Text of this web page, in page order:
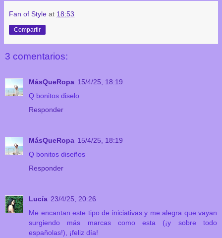
Fan of Style at 18:53
Compartir
3 comentarios:
MásQueRopa 15/4/25, 18:19
Q bonitos diselo
Responder
MásQueRopa 15/4/25, 18:19
Q bonitos diseños
Responder
Lucía 23/4/25, 20:26
Me encantan este tipo de iniciativas y me alegra que vayan
surgiendo más marcas como esta (¡y sobre todo
españolas!), ¡feliz día!